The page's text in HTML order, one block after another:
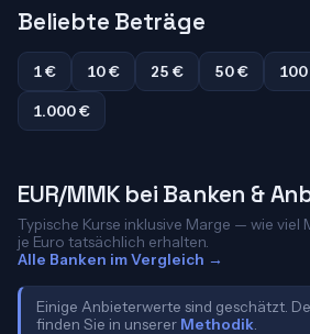
Beliebte Beträge
1 € 10 € 25 € 50 €
1.000 €
EUR/MMK bei Banken &
Typische Kurse inklusive Marge — wie viel
je Euro tatsächlich erhalten.
Alle Banken im Vergleich →
Einige Anbieterwerte sind geschätzt.
finden Sie in unserer Methodik